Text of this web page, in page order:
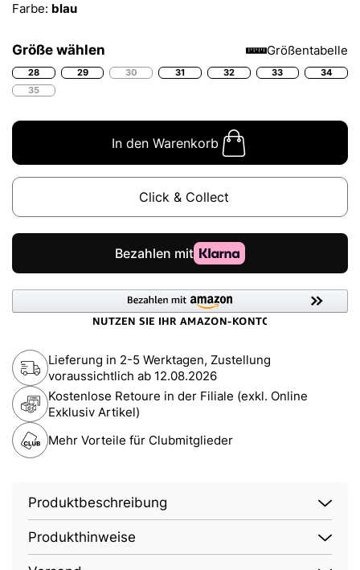
Farbe: blau
Größe wählen Größentabelle
28 29 30 31 32 33
34
35
In den Warenkorb
Click & Collect
Lieferung in 2-5 Werktagen, Zustellung
voraussichtlich ab 12.08.2026
Kostenlose Retoure in der Filiale (exkl. Online
Exklusiv Artikel)
Mehr Vorteile für Clubmitglieder
Produktbeschreibung
Produkthinweise